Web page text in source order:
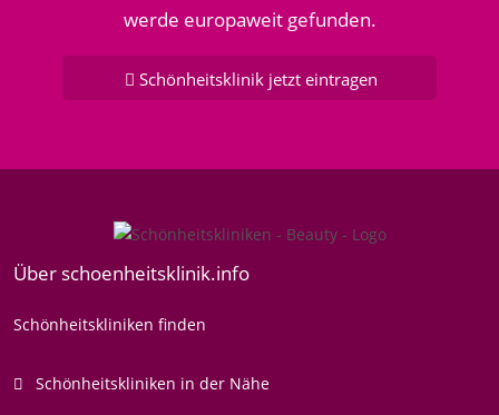
werde europaweit gefunden.
Schönheitsklinik jetzt eintragen
Über schoenheitsklinik.info
Schönheitskliniken finden
Schönheitskliniken in der Nähe